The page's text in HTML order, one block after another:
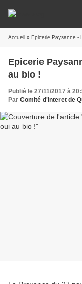
Accueil » Epicerie Paysanne -
Epicerie
au bio !
Publié le 27/11/2017 à
Par Comité d'Interet de